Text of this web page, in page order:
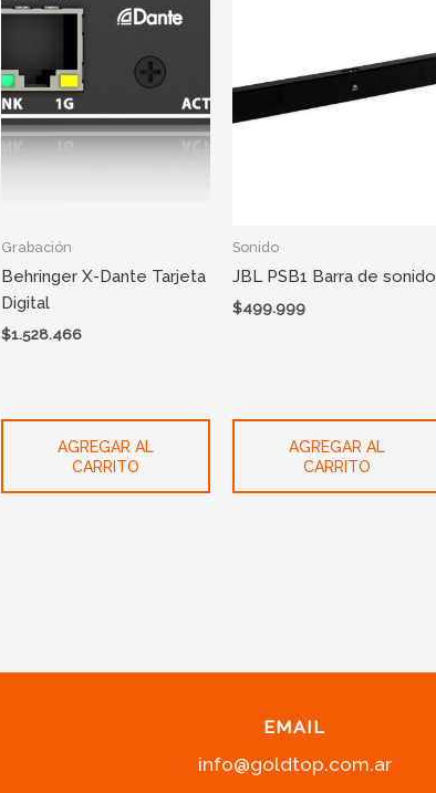
Grabación
Behringer X-Dante Tarjeta
Digital
$1.528.466
AGREGAR AL
CARRITO
Sonido
JBL PSB1 Barra de sonido
$499.999
AGREGAR AL
CARRITO
EMAIL
info@goldtop.com.ar